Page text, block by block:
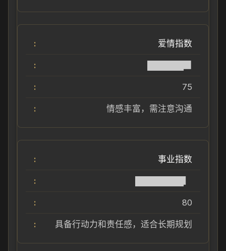
爱情指数
75
情感丰富，需注意沟通
事业指数
80
具备行动力和责任感，适合长期规划